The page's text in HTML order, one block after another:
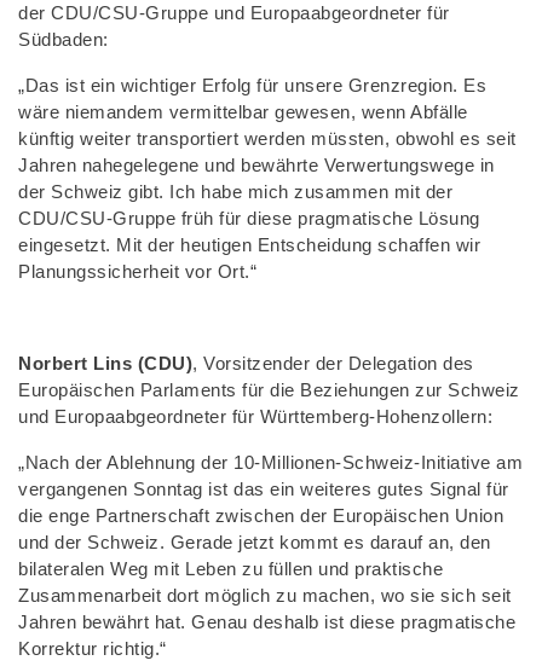
der CDU/CSU-Gruppe und Europaabgeordneter für
Südbaden:
„Das ist ein wichtiger Erfolg für unsere Grenzregion. Es
wäre niemandem vermittelbar gewesen, wenn Abfälle
künftig weiter transportiert werden müssten, obwohl es seit
Jahren nahegelegene und bewährte Verwertungswege in
der Schweiz gibt. Ich habe mich zusammen mit der
CDU/CSU-Gruppe früh für diese pragmatische Lösung
eingesetzt. Mit der heutigen Entscheidung schaffen wir
Planungssicherheit vor Ort.“
Norbert Lins (CDU), Vorsitzender der Delegation des
Europäischen Parlaments für die Beziehungen zur Schweiz
und Europaabgeordneter für Württemberg-Hohenzollern:
„Nach der Ablehnung der 10-Millionen-Schweiz-Initiative am
vergangenen Sonntag ist das ein weiteres gutes Signal für
die enge Partnerschaft zwischen der Europäischen Union
und der Schweiz. Gerade jetzt kommt es darauf an, den
bilateralen Weg mit Leben zu füllen und praktische
Zusammenarbeit dort möglich zu machen, wo sie sich seit
Jahren bewährt hat. Genau deshalb ist diese pragmatische
Korrektur richtig.“